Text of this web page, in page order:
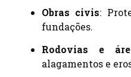
Obras civis:
fundações.
Rodovias e
alagamentos e